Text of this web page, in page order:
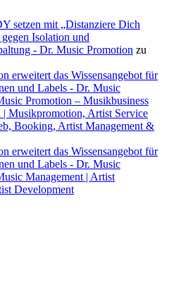
setzen mit „Distanziere Dich
Isolation und
- Dr. Music Promotion zu
erweitert das Wissensangebot für
und Labels - Dr. Music
Promotion – Musikbusiness
Musikpromotion, Artist Service
Booking, Artist Management &
erweitert das Wissensangebot für
und Labels - Dr. Music
Management | Artist
Development